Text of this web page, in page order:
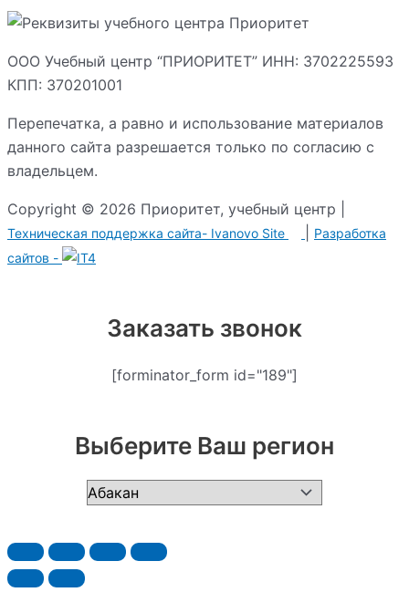
ООО Учебный центр “ПРИОРИТЕТ” ИНН: 3702225593
КПП: 370201001
Перепечатка, а равно и использование материалов
данного сайта разрешается только по согласию с
владельцем.
Copyright © 2026 Приоритет, учебный центр |
Техническая поддержка сайта- Ivanovo Site
Разработка
сайтов -
Заказать звонок
[forminator_form id="189"]
Выберите Ваш регион